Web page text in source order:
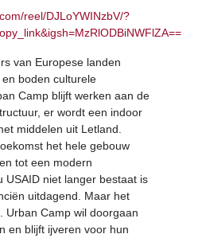
reel/DJLoYWINzbV/?
van Europese landen
boden culturele
Camp blijft werken aan de
er wordt een indoor
middelen uit Letland.
het hele gebouw
tot een modern
USAID niet langer bestaat is
uitdagend. Maar het
Urban Camp wil doorgaan
en blijft ijveren voor hun